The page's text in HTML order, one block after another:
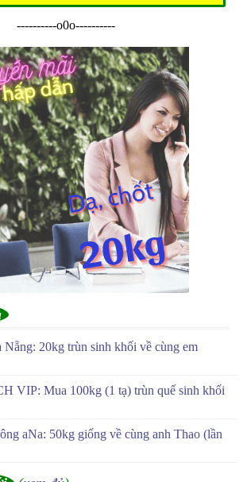
----------o0o----------
Nẵng: 20kg trùn sinh khối về cùng em
VIP: Mua 100kg (1 tạ) trùn quế sinh khối
aNa: 50kg giống về cùng anh Thao (lần